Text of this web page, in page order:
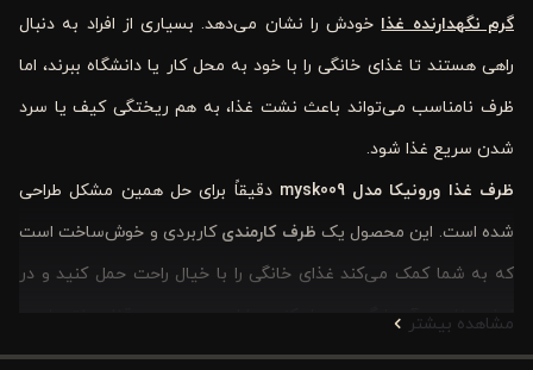
گرم نگهدارنده غذا خودش را نشان می‌دهد. بسیاری از افراد به دنبال
راهی هستند تا غذای خانگی را با خود به محل کار یا دانشگاه ببرند، اما
ظرف نامناسب می‌تواند باعث نشت غذا، به هم ریختگی کیف یا سرد
شدن سریع غذا شود.
ظرف غذا ورونیکا مدلmysk009 دقیقاً برای حل همین مشکل طراحی
شده است. این محصول یک ظرف کارمندی کاربردی و خوش‌ساخت است
که به شما کمک می‌کند غذای خانگی را با خیال راحت حمل کنید و در
زمان مناسب آن را گرم و میل کنید. طراحی جمع‌وجور، قفل چفتی ایمن
و وجود جداکننده داخلی باعث شده اینظرف غذابه یکی از انتخاب‌های
مشاهده بیشتر